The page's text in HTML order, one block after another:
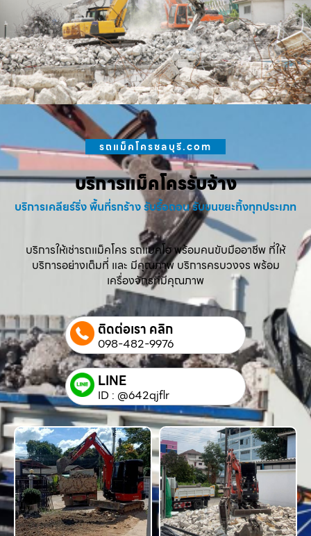
รถแม็คโครชลบุรี.com
บริการแม็คโครรับจ้าง
บริการเคลียร์ริ่ง พื้นที่รกร้าง รับรื้อถอน รับขนขยะทิ้งทุกประเภท
บริการให้เช่ารถแม็คโคร รถแบคโฮ พร้อมคนขับมืออาชีพ ที่ให้
บริการอย่างเต็มที่ และ มีคุณภาพ บริการครบวงจร พร้อม
เครื่องจักรที่มีคุณภาพ
ติดต่อเรา คลิก
098-482-9976
LINE
ID : @642qjflr